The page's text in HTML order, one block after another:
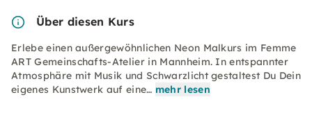
Über diesen Kurs
Erlebe einen außergewöhnlichen Neon Malkurs im Femme
ART Gemeinschafts-Atelier in Mannheim. In entspannter
Atmosphäre mit Musik und Schwarzlicht gestaltest Du Dein
eigenes Kunstwerk auf eine… mehr lesen